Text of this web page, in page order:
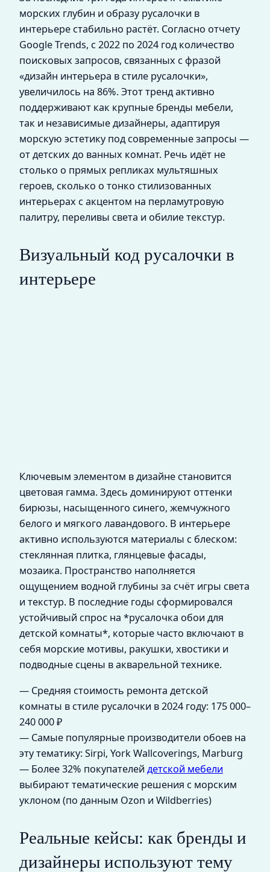
морских глубин и образу русалочки в
интерьере стабильно растёт. Согласно отчету
Google Trends, с 2022 по 2024 год количество
поисковых запросов, связанных с фразой
«дизайн интерьера в стиле русалочки»,
увеличилось на 86%. Этот тренд активно
поддерживают как крупные бренды мебели,
так и независимые дизайнеры, адаптируя
морскую эстетику под современные запросы —
от детских до ванных комнат. Речь идёт не
столько о прямых репликах мультяшных
героев, сколько о тонко стилизованных
интерьерах с акцентом на перламутровую
палитру, переливы света и обилие текстур.
Визуальный код русалочки в
интерьере
Ключевым элементом в дизайне становится
цветовая гамма. Здесь доминируют оттенки
бирюзы, насыщенного синего, жемчужного
белого и мягкого лавандового. В интерьере
активно используются материалы с блеском:
стеклянная плитка, глянцевые фасады,
мозаика. Пространство наполняется
ощущением водной глубины за счёт игры света
и текстур. В последние годы сформировался
устойчивый спрос на *русалочка обои для
детской комнаты*, которые часто включают в
себя морские мотивы, ракушки, хвостики и
подводные сцены в акварельной технике.
— Средняя стоимость ремонта детской
комнаты в стиле русалочки в 2024 году: 175 000–
240 000 ₽
— Самые популярные производители обоев на
эту тематику: Sirpi, York Wallcoverings, Marburg
— Более 32% покупателей детской мебели
выбирают тематические решения с морским
уклоном (по данным Ozon и Wildberries)
Реальные кейсы: как бренды и
дизайнеры используют тему